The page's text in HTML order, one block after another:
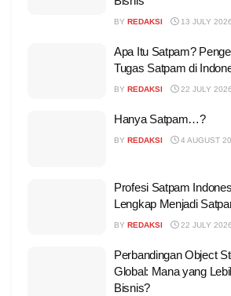
BY REDAKSI 13 JULY 2026
Apa Itu Satpam?
Tugas Satpam di
BY REDAKSI 22 JULY 2026
Hanya Satpam…?
BY REDAKSI 4 AUGUST
Profesi Satpam
Lengkap Menjadi
BY REDAKSI 22 JULY 2026
Perbandingan Object
Global: Mana yang
Bisnis?